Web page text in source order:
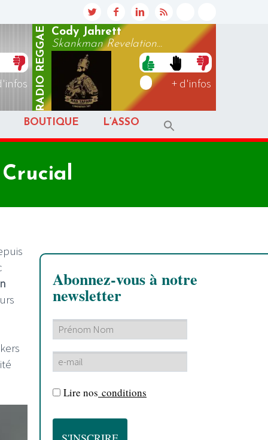
RADIO
REGGAE
Cody Jahrett
Skankman Revelation...
+ d'infos
BOUTIQUE L’ASSO
Abonnez-vous à notre
newsletter
Lire nos conditions